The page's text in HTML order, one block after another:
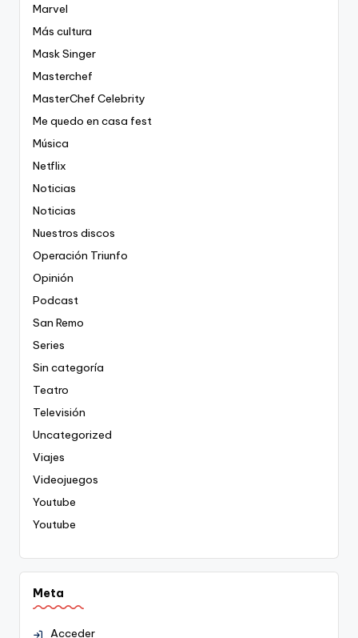
Marvel
Más cultura
Mask Singer
Masterchef
MasterChef Celebrity
Me quedo en casa fest
Música
Netflix
Noticias
Noticias
Nuestros discos
Operación Triunfo
Opinión
Podcast
San Remo
Series
Sin categoría
Teatro
Televisión
Uncategorized
Viajes
Videojuegos
Youtube
Youtube
Meta
Acceder